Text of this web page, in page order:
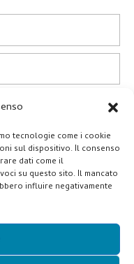
tecnologie come i cookie
sul dispositivo. Il consenso
dati come il
su questo sito. Il mancato
influire negativamente